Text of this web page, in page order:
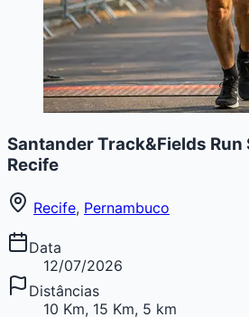
Santander Track&Fields Run
Recife
Recife, Pernambuco
Data
12/07/2026
Distâncias
10 Km, 15 Km, 5 km